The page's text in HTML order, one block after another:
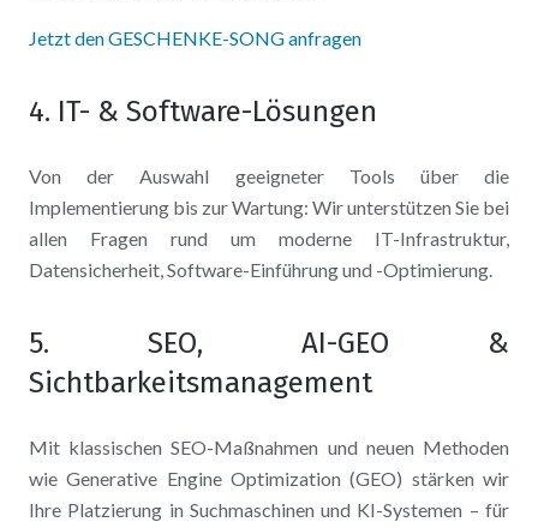
Jetzt den GESCHENKE-SONG anfragen
4. IT- & Software-Lösungen
Von der Auswahl geeigneter Tools über die
Implementierung bis zur Wartung: Wir unterstützen Sie bei
allen Fragen rund um moderne IT-Infrastruktur,
Datensicherheit, Software-Einführung und -Optimierung.
5. SEO, AI-GEO &
Sichtbarkeitsmanagement
Mit klassischen SEO-Maßnahmen und neuen Methoden
wie Generative Engine Optimization (GEO) stärken wir
Ihre Platzierung in Suchmaschinen und KI-Systemen – für